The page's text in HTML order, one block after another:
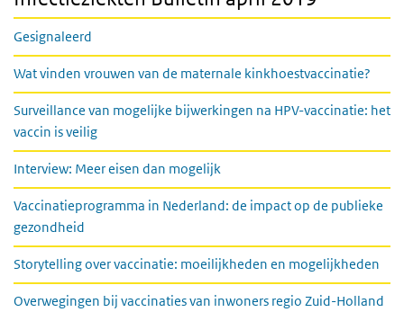
Gesignaleerd
Wat vinden vrouwen van de maternale kinkhoestvaccinatie?
Surveillance van mogelijke bijwerkingen na HPV-vaccinatie: het
vaccin is veilig
Interview: Meer eisen dan mogelijk
Vaccinatieprogramma in Nederland: de impact op de publieke
gezondheid
Storytelling over vaccinatie: moeilijkheden en mogelijkheden
Overwegingen bij vaccinaties van inwoners regio Zuid-Holland